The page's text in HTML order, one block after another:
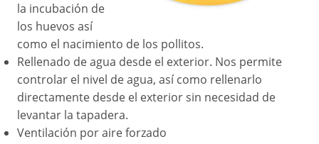
la incubación de
los huevos así
como el nacimiento de los pollitos.
Rellenado de agua desde el exterior. Nos permite
controlar el nivel de agua, así como rellenarlo
directamente desde el exterior sin necesidad de
levantar la tapadera.
Ventilación por aire forzado